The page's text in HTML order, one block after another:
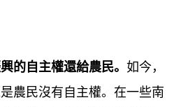
的自主權還給農民。 如今，
農民沒有自主權。在一些南